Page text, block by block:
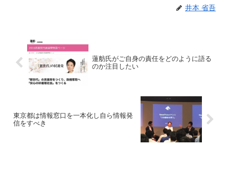
井本 省吾
蓮舫氏がご自身の責任をどのように語る
のか注目したい
東京都は情報窓口を一本化し自ら情報発
信をすべき